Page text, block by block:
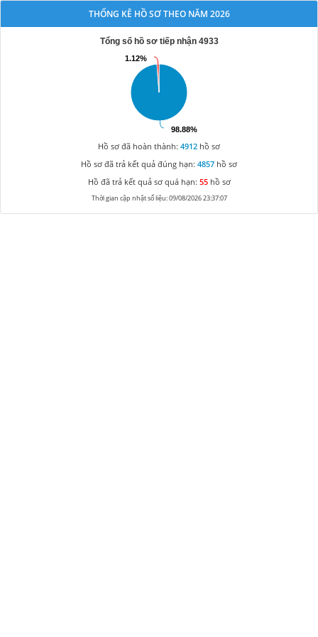
THỐNG KÊ HỒ SƠ THEO NĂM 2026
Tổng số hồ sơ tiếp nhận 4933
98.88%
98.88%
1.12%
1.12%
Hồ sơ đã hoàn thành: 4912 hồ sơ
Hồ sơ đã trả kết quả đúng hạn: 4857 hồ sơ
Hồ đã trả kết quả sơ quá hạn: 55hồ sơ
Thời gian cập nhật số liệu: 09/08/2026 23:37:07